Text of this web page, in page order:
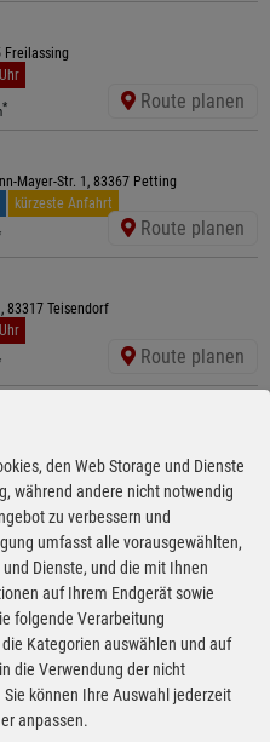
Freilassing
* Route planen
Mayer-Str. 1, 83367 Petting
kürzeste Anfahrt
Route planen
83317 Teisendorf
Route planen
83329 Waging
Route planen
Waging
* Route planen
Traunstein
den Web Storage und Dienste
während andere nicht notwendig
zu verbessern und
umfasst alle vorausgewählten,
Dienste, und die mit Ihnen
auf Ihrem Endgerät sowie
folgende Verarbeitung
Kategorien auswählen und auf
die Verwendung der nicht
können Ihre Auswahl jederzeit
anpassen.